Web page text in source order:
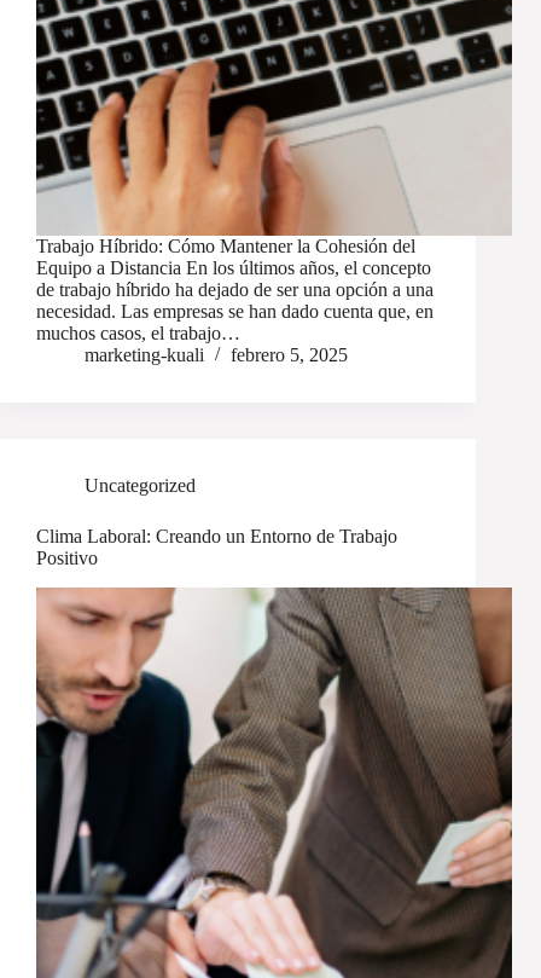
Trabajo Híbrido: Cómo Mantener la Cohesión del
Equipo a Distancia En los últimos años, el concepto
de trabajo híbrido ha dejado de ser una opción a una
necesidad. Las empresas se han dado cuenta que, en
muchos casos, el trabajo…
marketing-kuali
febrero 5, 2025
Uncategorized
Clima Laboral: Creando un Entorno de Trabajo
Positivo